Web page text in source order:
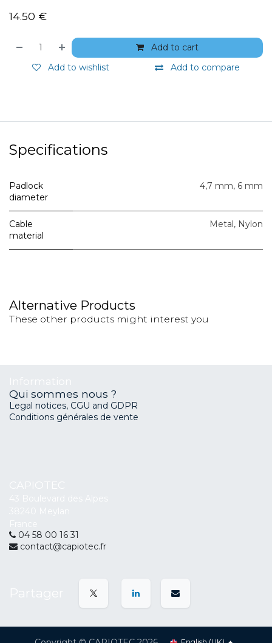
14.50 €
Add to cart
Add to compare
Add to wishlist
Specifications
Padlock
diameter
4,7 mm, 6 mm
Cable
material
Metal, Nylon
Alternative Products
These other products might interest you
Qui sommes nous ?
Legal notices, CGU and GDPR
Conditions générales de vente
04 58 00 16 31
contact@capiotec.fr